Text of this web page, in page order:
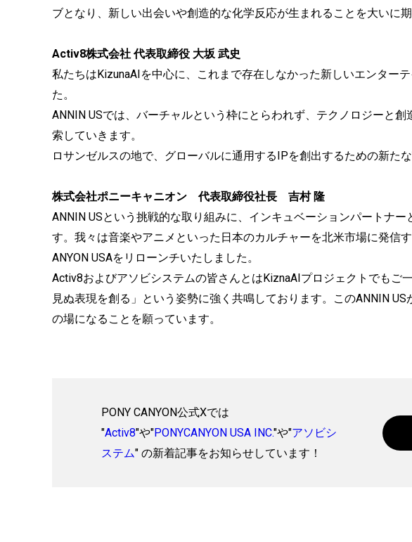
ブとなり、新しい出会いや創造的な化学反応が生まれることを大いに期
Activ8株式会社 代表取締役 大坂 武史
私たちはKizunaAIを中心に、これまで存在しなかった新しいエンター
た。
ANNIN USでは、バーチャルという枠にとらわれず、テクノロジーと
索していきます。
ロサンゼルスの地で、グローバルに通用するIPを創出するための新たな
株式会社ポニーキャニオン 代表取締役社長 吉村 隆
ANNIN USという挑戦的な取り組みに、インキュベーションパートナ
す。我々は音楽やアニメといった日本のカルチャーを北米市場に発信
ANYON USAをリローンチいたしました。
Activ8およびアソビシステムの皆さんとはKiznaAIプロジェクトでもご
見ぬ表現を創る」という姿勢に強く共鳴しております。このANNIN
の場になることを願っています。
PONY CANYON公式Xでは
"Activ8"や"PONYCANYON USA INC."や"アソビシ
ステム" の新着記事をお知らせしています！